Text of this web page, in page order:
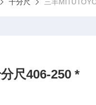
千分尺 三丰
尺406-250 *